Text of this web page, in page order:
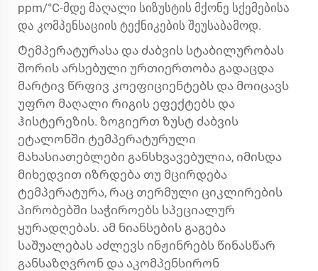
ppm/°C-მდე მაღალი სიზუსტის მქონე სქემებისა
და კომპენსაციის ტექნიკების შეუსაბამოდ.
Ტემპერატურასა და ძაბვის სტაბილურობას
შორის არსებული ურთიერთობა გადაცდა
მარტივ წრფივ კოეფიციენტებს და მოიცავს
უფრო მაღალი რიგის ეფექტებს და
ჰისტერეზის. ზოგიერთ ზუსტ ძაბვის
ეტალონში ტემპერატურული
მახასიათებლები განსხვავებულია, იმისდა
მიხედვით იზრდება თუ მცირდება
ტემპერატურა, რაც თერმული ციკლირების
პირობებში საჭიროებს სპეციალურ
ყურადღებას. ამ ნიანსების გაგება
საშუალებას აძლევს ინჟინრებს წინასწარ
განსაზღვრონ და აკომპენსირონ